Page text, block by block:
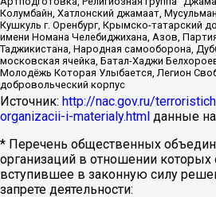
Колумбайн, Хатлонский джамаат,
Кушкуль г. Оренбург, Крымско-татарский
имени Номана Челебиджихана, Азов,
Таджикистана, Народная самооборона,
московская ячейка, Батал-Хаджи
Молодёжь Которая Улыбается, Легион
добровольческий корпус
Источник: http://nac.gov.ru/
organizacii-i-materialy.html данные на
* Перечень общественных
организаций в отношении которых
вступившее в законную силу
запрете деятельности: